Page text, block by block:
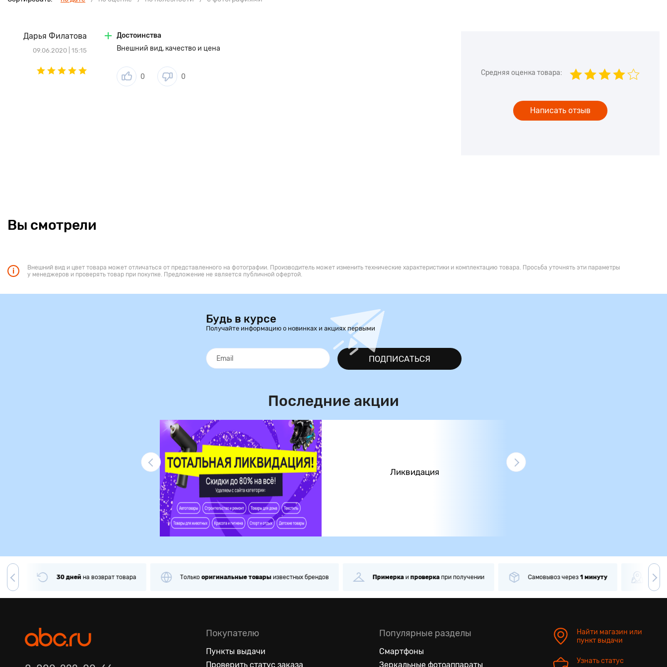
Дарья Филатова
09.06.2020 | 15:15
Достоинства
Внешний вид, качество и цена
0 0 Средняя оценка товара:
Написать отзыв
Вы смотрели
Внешний вид и цвет товара может отличаться от представленного на фотографии. Производитель может изменить технические характеристики и комплектацию товара. Просьба уточнять эти параметры
у менеджеров и проверять товар при покупке. Предложение не является публичной офертой.
Будь в курсе
Получайте информацию о новинках и акциях первыми
ПОДПИСАТЬСЯ
Последние акции
Ликвидация
30 днейнавозврат товара Толькооригинальныетоварыизвестных брендов Примеркаипроверка при получении Самовывозчерез1 минуту Более
Покупателю
Пункты выдачи
Проверить статус заказа
Популярные разделы
Смартфоны
Зеркальные фотоаппараты
Найти магазин или
пункт выдачи
Узнать статус